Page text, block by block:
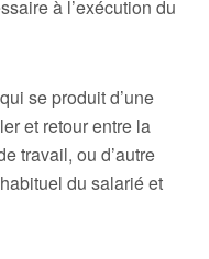
à l’exécution du
se produit d’une
et retour entre la
travail, ou d’autre
du salarié et